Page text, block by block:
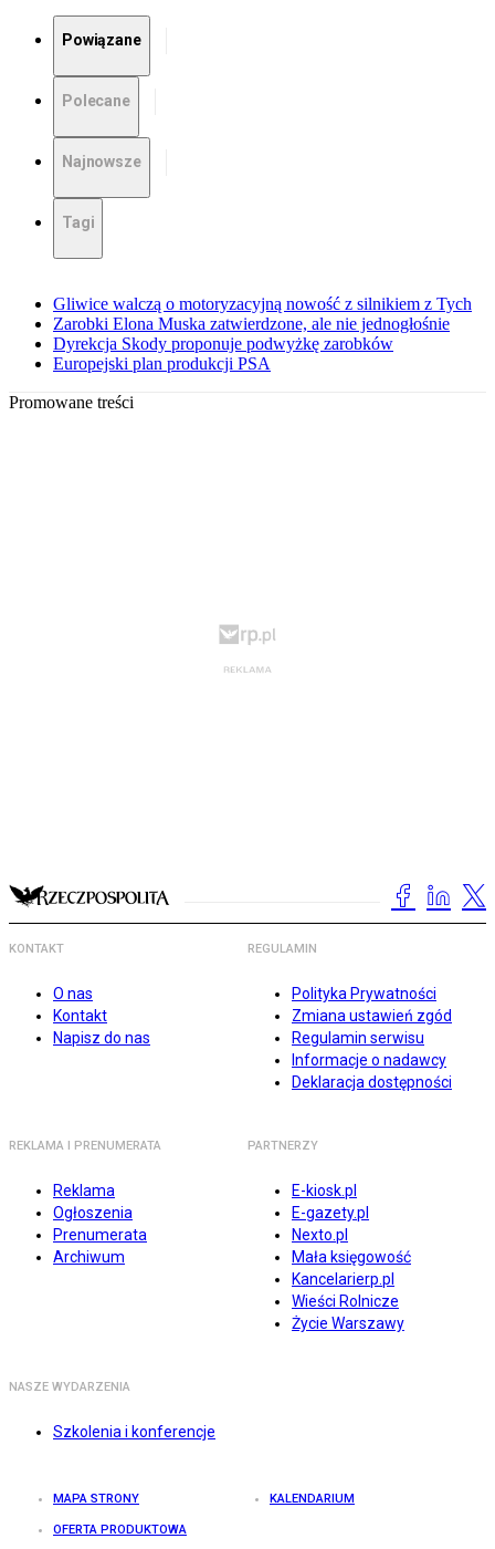
Powiązane
Polecane
Najnowsze
Tagi
Gliwice walczą o motoryzacyjną nowość z silnikiem z Tych
Zarobki Elona Muska zatwierdzone, ale nie jednogłośnie
Dyrekcja Skody proponuje podwyżkę zarobków
Europejski plan produkcji PSA
Promowane treści
KONTAKT
O nas
Kontakt
Napisz do nas
REGULAMIN
Polityka Prywatności
Zmiana ustawień zgód
Regulamin serwisu
Informacje o nadawcy
Deklaracja dostępności
REKLAMA I PRENUMERATA
Reklama
Ogłoszenia
Prenumerata
Archiwum
PARTNERZY
E-kiosk.pl
E-gazety.pl
Nexto.pl
Mała księgowość
Kancelarierp.pl
Wieści Rolnicze
Życie Warszawy
NASZE WYDARZENIA
Szkolenia i konferencje
MAPA STRONY KALENDARIUM
OFERTA PRODUKTOWA